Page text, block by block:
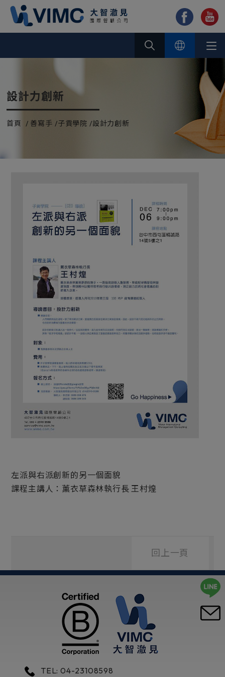
設計力創新
首頁 善寫手 子貢學院 設計力創新
左派與右派創新的另一個面貌
課程主講人：薰衣草森林執行長 王村煌
回上一頁
TEL: 04-23108598
Cookie管理面板